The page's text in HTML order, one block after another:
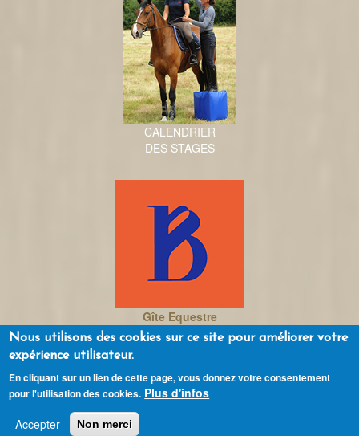
CALENDRIER
DES STAGES
Gîte Equestre
La Bidauderie
RGPD Confidentialité
Copyright © 2017 www.methodealexander.com - Tous droits réservés.
Nous utilisons des cookies sur ce site pour améliorer votre
expérience utilisateur.
En cliquant sur un lien de cette page, vous donnez votre consentement
pour l'utilisation des cookies. Plus d'infos
Accepter
Non merci